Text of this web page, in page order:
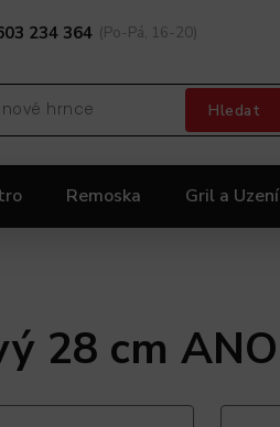
234 364 (Po-Pá, 16-20)
Hledat
Remoska Gril a Uzení
28 cm ANO